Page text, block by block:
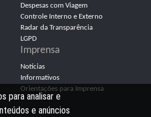
Despesas com Viagem
Controle Interno e Externo
Radar da Transparência
LGPD
Imprensa
Notícias
Informativos
Orientações para Imprensa
para analisar e
e anúncios